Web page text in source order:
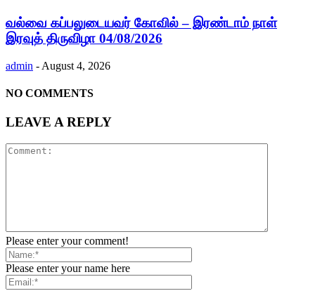
வல்வை கப்பலுடையவர் கோவில் – இரண்டாம் நாள்
இரவுத் திருவிழா 04/08/2026
admin - August 4, 2026
NO COMMENTS
LEAVE A REPLY
Please enter your comment!
Please enter your name here